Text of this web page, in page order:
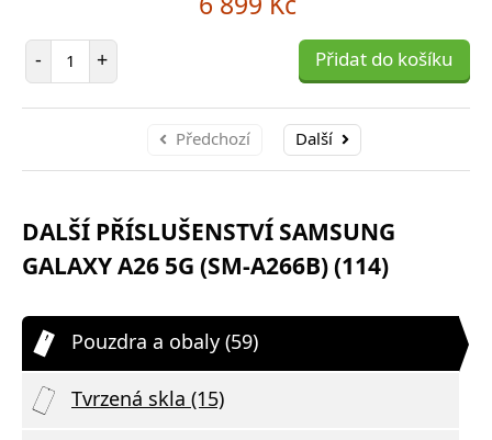
- Počet položek
+ Přidat do košíku
Předchozí Další
DALŠÍ PŘÍSLUŠENSTVÍ SAMSUNG
GALAXY A26 5G (SM-A266B) (114)
Pouzdra a obaly (59)
Tvrzená skla (15)